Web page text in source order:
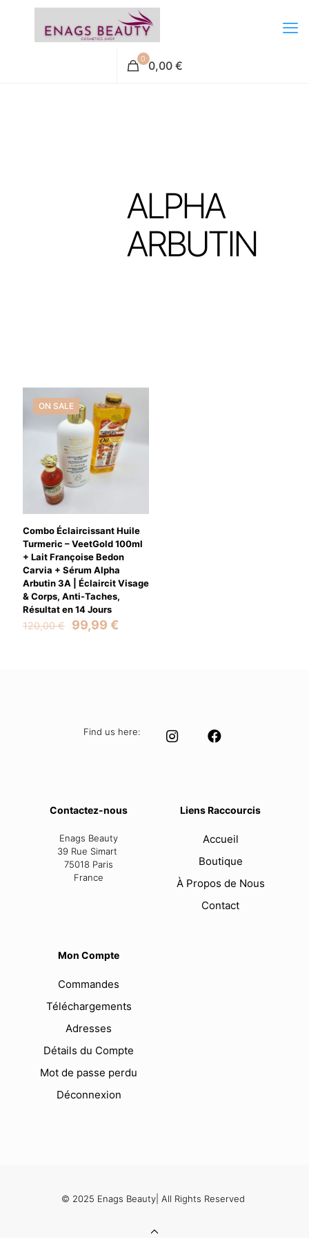
0 0,00 €
ALPHA
ARBUTIN
ON SALE
Combo Éclaircissant Huile
Turmeric – VeetGold 100ml
+ Lait Françoise Bedon
Carvia + Sérum Alpha
Arbutin 3A | Éclaircit Visage
& Corps, Anti-Taches,
Résultat en 14 Jours
120,00€
Original
99,99 €
Find us here:
Contactez-nous
Enags Beauty
39 Rue Simart
75018 Paris
France
Liens Raccourcis
Accueil
Boutique
À Propos de Nous
Contact
Mon Compte
Commandes
Téléchargements
Adresses
Détails du Compte
Mot de passe perdu
Déconnexion
© 2025 Enags Beauty| All Rights Reserved